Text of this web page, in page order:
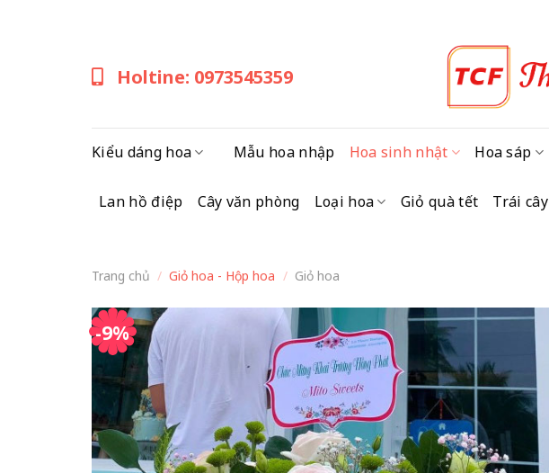
Holtine: 0973545359
Kiểu dáng hoa Mẫu hoa nhập Hoa sinh nhật Hoa sáp
Lan hồ điệp Cây văn phòng Loại hoa Giỏ quà tết Trái cây
Trang chủ / Giỏ hoa - Hộp hoa / Giỏ hoa
-9%